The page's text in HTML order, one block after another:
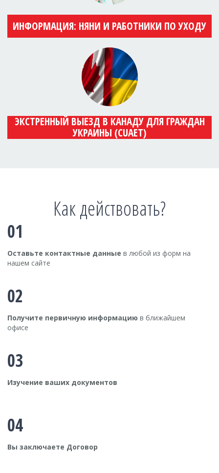
ИНФОРМАЦИЯ: НЯНИ И РАБОТНИКИ ПО УХОДУ
ЭКСТРЕННЫЙ ВЫЕЗД В КАНАДУ ДЛЯ ГРАЖДАН
УКРАИНЫ (CUAET)
Как действовать?
01
Оставьте контактные данные в любой из форм на
нашем сайте
02
Получите первичную информацию в ближайшем
офисе
03
Изучение ваших документов
04
Вы заключаете Договор